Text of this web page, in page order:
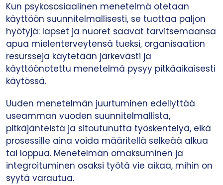
Kun psykososiaalinen menetelmä otetaan
käyttöön suunnitelmallisesti, se tuottaa paljon
hyötyjä: lapset ja nuoret saavat tarvitsemaansa
apua mielenterveytensä tueksi, organisaation
resursseja käytetään järkevästi ja
käyttöönotettu menetelmä pysyy pitkäaikaisesti
käytössä.
Uuden menetelmän juurtuminen edellyttää
useamman vuoden suunnitelmallista,
pitkäjänteistä ja sitoutunutta työskentelyä, eikä
prosessille aina voida määritellä selkeää alkua
tai loppua. Menetelmän omaksuminen ja
integroituminen osaksi työtä vie aikaa, mihin on
syytä varautua.